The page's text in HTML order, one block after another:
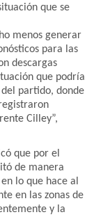
que se
menos generar
para las
descargas
que podría
partido, donde
Cilley”,
que por el
de manera
lo que hace al
en las zonas de
y la